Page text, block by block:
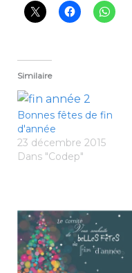
Similaire
Bonnes fêtes de fin
d'année
23 décembre 2015
Dans "Codep"